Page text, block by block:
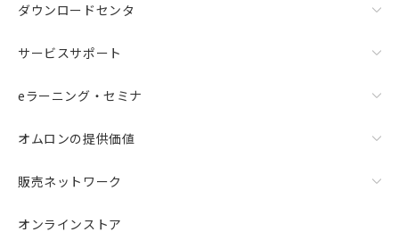
ダウンロードセンタ
サービスサポート
eラーニング・セミナ
オムロンの提供価値
販売ネットワーク
オンラインストア